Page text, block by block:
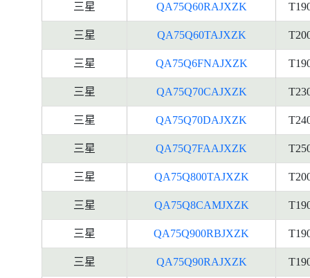
三星 QA75Q60RAJXZK
三星 QA75Q60TAJXZK
三星 QA75Q6FNAJXZK
三星 QA75Q70CAJXZK
三星 QA75Q70DAJXZK
三星 QA75Q7FAAJXZK
三星 QA75Q800TAJXZK
三星 QA75Q8CAMJXZK
三星 QA75Q900RBJXZK
三星 QA75Q90RAJXZK